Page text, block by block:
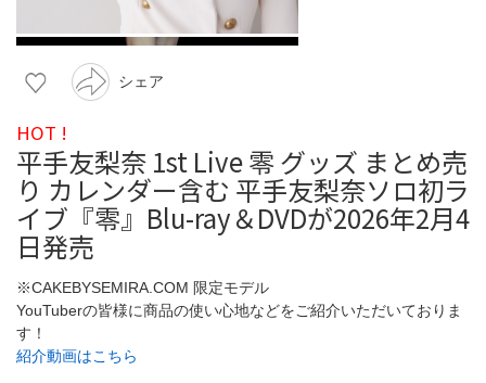
シェア
HOT !
平手友梨奈 1st Live 零 グッズ まとめ売
り カレンダー含む 平手友梨奈ソロ初ラ
イブ『零』Blu-ray＆DVDが2026年2月4
日発売
※CAKEBYSEMIRA.COM 限定モデル
YouTuberの皆様に商品の使い心地などをご紹介いただいておりま
す！
紹介動画はこちら